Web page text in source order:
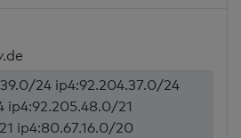
24 ip4:92.204.37.0/24
ip4:92.205.48.0/21
ip4:80.67.16.0/20